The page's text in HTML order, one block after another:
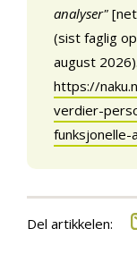
analyser"
(sist faglig
august
https://
verdier-
funksjonelle-
Del artikkelen: